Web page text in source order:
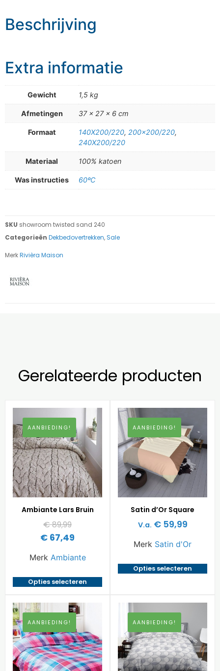
Beschrijving
Extra informatie
Gewicht 1,5 kg
Afmetingen 37 × 27 × 6 cm
Formaat 140X200/220, 200×200/220,
240X200/220
Materiaal 100% katoen
Was instructies 60ºC
SKU showroom twisted sand 240
Categorieën Dekbedovertrekken, Sale
MerkRivièra Maison
Gerelateerde producten
AANBIEDING!
Ambiante Lars Bruin
€89,99
€ 67,49
Merk Ambiante
Opties selecteren
AANBIEDING!
Satin d’Or Square
V.a. €59,99
Merk Satin d'Or
Opties selecteren
AANBIEDING! AANBIEDING!